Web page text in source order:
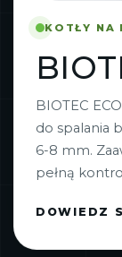
KOTŁY NA
BIOTEC
do spalania
6-8 mm.
pełną
DOWIEDZ